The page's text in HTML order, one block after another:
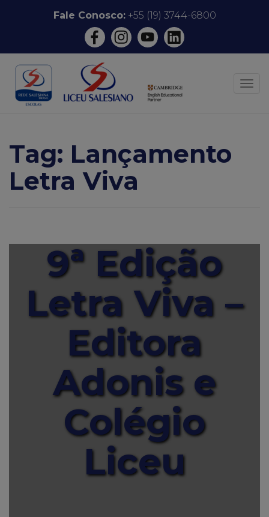
conteúdo
Fale Conosco:+55 (19) 3744-6800
Tag: Lançamento
Letra Viva
9ª Edição
Letra Viva –
Editora
Adonis e
Colégio
Liceu